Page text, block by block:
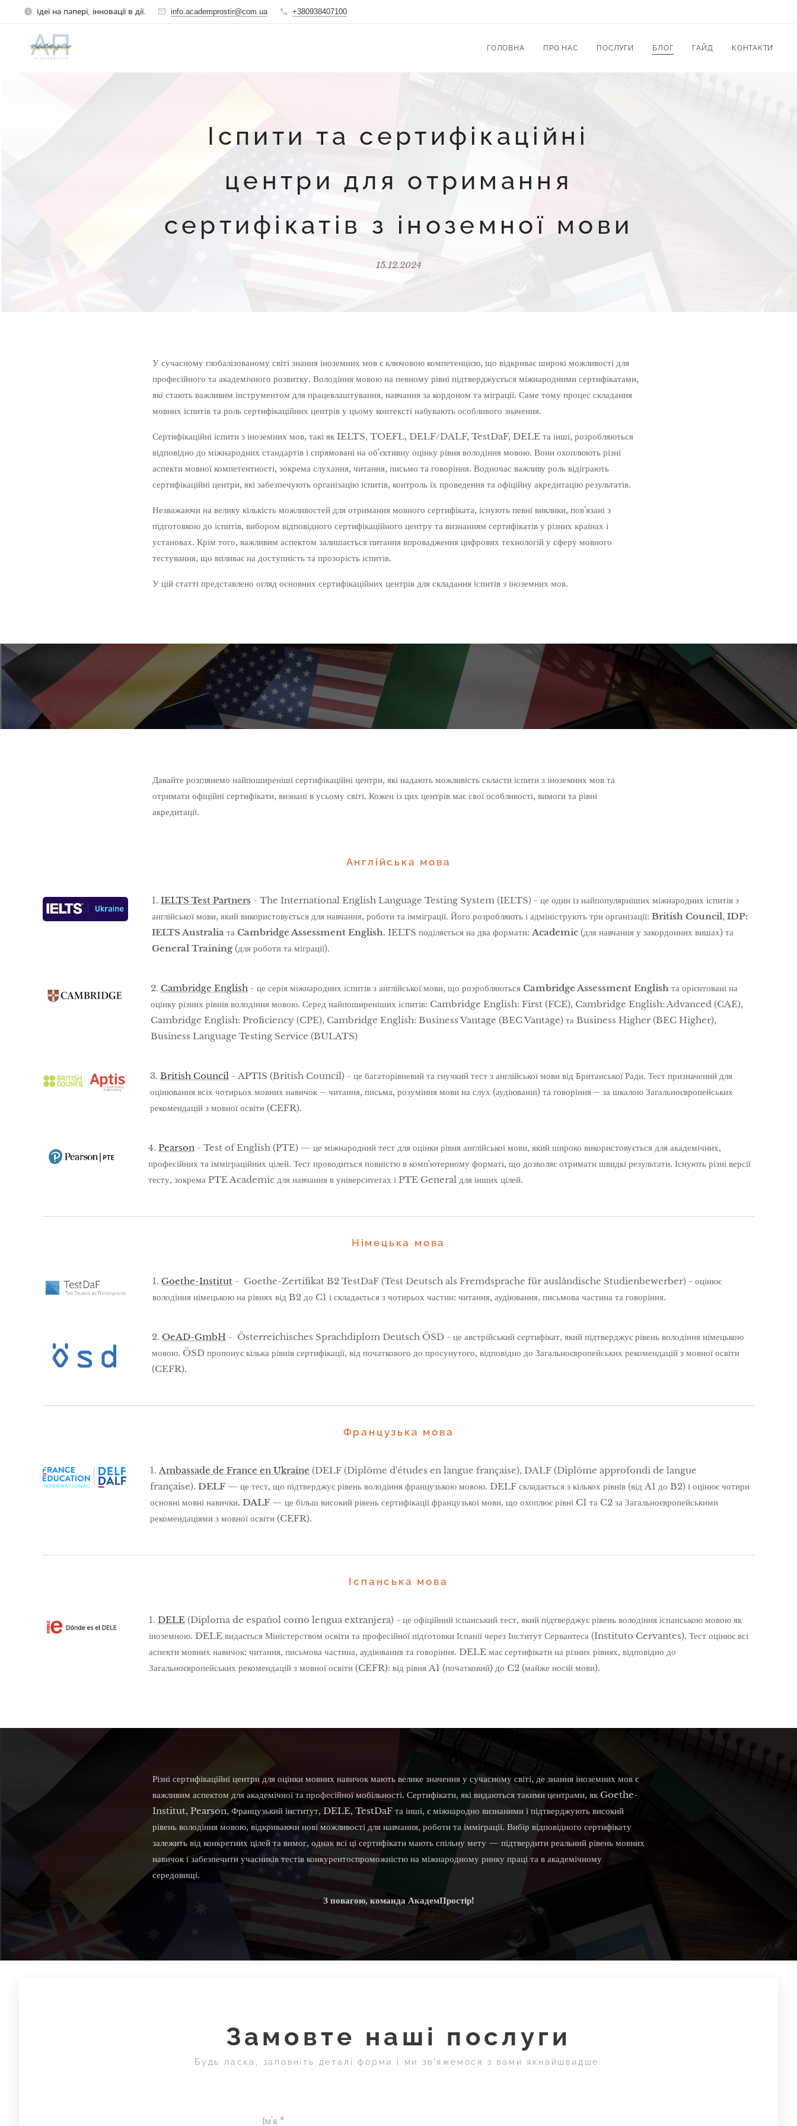
Ідеї на папері, інновації в дії. info.academprostir@com.ua +380938407100
ГОЛОВНА ПРО НАС ПОСЛУГИ БЛОГ ГАЙД КОНТАКТИ
Іспити та сертифікаційні
центри для отримання
сертифікатів з іноземної мови
15.12.2024
У сучасному глобалізованому світі знання іноземних мов є ключовою компетенцією, що відкриває широкі можливості для
професійного та академічного розвитку. Володіння мовою на певному рівні підтверджується міжнародними сертифікатами,
які стають важливим інструментом для працевлаштування, навчання за кордоном та міграції. Саме тому процес складання
мовних іспитів та роль сертифікаційних центрів у цьому контексті набувають особливого значення.
Сертифікаційні іспити з іноземних мов, такі як IELTS, TOEFL, DELF/DALF, TestDaF, DELE та інші, розробляються
відповідно до міжнародних стандартів і спрямовані на об'єктивну оцінку рівня володіння мовою. Вони охоплюють різні
аспекти мовної компетентності, зокрема слухання, читання, письмо та говоріння. Водночас важливу роль відіграють
сертифікаційні центри, які забезпечують організацію іспитів, контроль їх проведення та офіційну акредитацію результатів.
Незважаючи на велику кількість можливостей для отримання мовного сертифіката, існують певні виклики, пов'язані з
підготовкою до іспитів, вибором відповідного сертифікаційного центру та визнанням сертифікатів у різних країнах і
установах. Крім того, важливим аспектом залишається питання впровадження цифрових технологій у сферу мовного
тестування, що впливає на доступність та прозорість іспитів.
У цій статті представлено огляд основних сертифікаційних центрів для складання іспитів з іноземних мов.
Давайте розглянемо найпоширеніші сертифікаційні центри, які надають можливість скласти іспити з іноземних мов та
отримати офіційні сертифікати, визнані в усьому світі. Кожен із цих центрів має свої особливості, вимоги та рівні
акредитації.
Англійська мова
1.IELTS Test Partners - The International English Language Testing System (IELTS) - це один із найпопулярніших міжнародних іспитів з
англійської мови, який використовується для навчання, роботи та імміграції. Його розробляють і адмініструють три організації:British Council,IDP:
IELTS Australia таCambridge Assessment English. IELTS поділяється на два формати:Academic (для навчання у закордонних вишах) та
General Training(для роботи та міграції).
2. Cambridge English - це серія міжнародних іспитів з англійської мови, що розробляютьсяCambridge Assessment English та орієнтовані на
оцінку різних рівнів володіння мовою. Серед найпоширеніших іспитів: Cambridge English: First (FCE), Cambridge English: Advanced (CAE),
Cambridge English: Proficiency (CPE), Cambridge English: Business Vantage (BEC Vantage) та Business Higher (BEC Higher),
Business Language Testing Service (BULATS)
3.British Council - APTIS (British Council) - це багаторівневий та гнучкий тест з англійської мови від Британської Ради. Тест призначений для
оцінювання всіх чотирьох мовних навичок – читання, письма, розуміння мови на слух (аудіюванні) та говоріння – за шкалою Загальноєвропейських
рекомендацій з мовної освіти (CEFR).
4.Pearson - Test of English (PTE) — це міжнародний тест для оцінки рівня англійської мови, який широко використовується для академічних,
професійних та імміграційних цілей. Тест проводиться повністю в комп'ютерному форматі, що дозволяє отримати швидкі результати. Існують різні версії
тесту, зокрема PTE Academic для навчання в університетах і PTE General для інших цілей.
Німецька мова
1. Goethe-Institut - Goethe-Zertifikat B2 TestDaF (Test Deutsch als Fremdsprache für ausländische Studienbewerber) - оцінює
володіння німецькою на рівнях від B2 до C1 і складається з чотирьох частин: читання, аудіювання, письмова частина та говоріння.
2. OeAD-GmbH - Österreichisches Sprachdiplom Deutsch ÖSD - це австрійський сертифікат, який підтверджує рівень володіння німецькою
мовою. ÖSD пропонує кілька рівнів сертифікації, від початкового до просунутого, відповідно до Загальноєвропейських рекомендацій з мовної освіти
(CEFR).
Французька мова
1.Ambassade de France en Ukraine (DELF (Diplôme d'études en langue française), DALF (Diplôme approfondi de langue
française).DELF — це тест, що підтверджує рівень володіння французькою мовою. DELF складається з кількох рівнів (від A1 до B2) і оцінює чотири
основні мовні навички.DALF — це більш високий рівень сертифікації французької мови, що охоплює рівні C1 та C2 за Загальноєвропейськими
рекомендаціями з мовної освіти (CEFR).
Іспанська мова
1.DELE (Diploma de español como lengua extranjera) - це офіційний іспанський тест, який підтверджує рівень володіння іспанською мовою як
іноземною. DELE видається Міністерством освіти та професійної підготовки Іспанії через Інститут Сервантеса (Instituto Cervantes). Тест оцінює всі
аспекти мовних навичок: читання, письмова частина, аудіювання та говоріння. DELE має сертифікати на різних рівнях, відповідно до
Загальноєвропейських рекомендацій з мовної освіти (CEFR): від рівня A1 (початковий) до C2 (майже носій мови).
Різні сертифікаційні центри для оцінки мовних навичок мають велике значення у сучасному світі, де знання іноземних мов є
важливим аспектом для академічної та професійної мобільності. Сертифікати, які видаються такими центрами, як Goethe-
Institut, Pearson, Французький інститут, DELE, TestDaF та інші, є міжнародно визнаними і підтверджують високий
рівень володіння мовою, відкриваючи нові можливості для навчання, роботи та імміграції. Вибір відповідного сертифікату
залежить від конкретних цілей та вимог, однак всі ці сертифікати мають спільну мету — підтвердити реальний рівень мовних
навичок і забезпечити учасників тестів конкурентоспроможністю на міжнародному ринку праці та в академічному
середовищі.
З повагою, команда АкадемПростір!
Замовте наші послуги
Будь ласка, заповніть деталі форми і ми зв'яжемося з вами якнайшвидше.
Ім'я